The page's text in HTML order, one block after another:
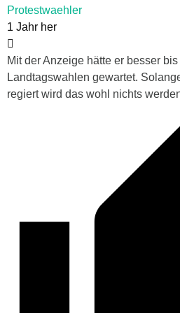
Protestwaehler
1 Jahr her
Mit der Anzeige hätte er besser
Landtagswahlen gewartet.
regiert wird das wohl nichts